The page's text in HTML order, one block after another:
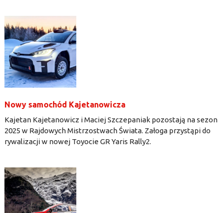
Nowy samochód Kajetanowicza
Kajetan Kajetanowicz i Maciej Szczepaniak pozostają na sezon
2025 w Rajdowych Mistrzostwach Świata. Załoga przystąpi do
rywalizacji w nowej Toyocie GR Yaris Rally2.